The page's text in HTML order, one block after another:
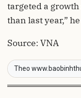
targeted a
than last year,”
Source: VNA
Theo